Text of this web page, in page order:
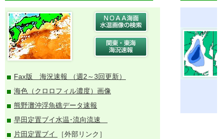
Fax版 海況速報 （週2～3回更新）
海色（クロロフィル濃度）画像
熊野灘沖浮魚礁データ速報
早田定置ブイ水温･流向流速
片田定置ブイ
［外部リンク］